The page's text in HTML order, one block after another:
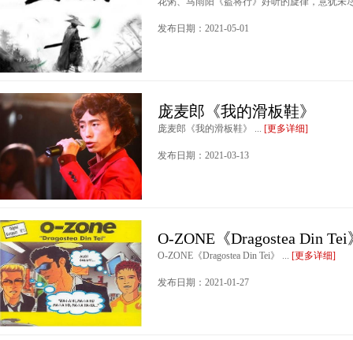
发布日期：2021-05-01
庞麦郎《我的滑板鞋》
庞麦郎《我的滑板鞋》 ... [更多详细]
发布日期：2021-03-13
O-ZONE《Dragostea Din Tei
O-ZONE《Dragostea Din Tei》 ... [更多详细]
发布日期：2021-01-27